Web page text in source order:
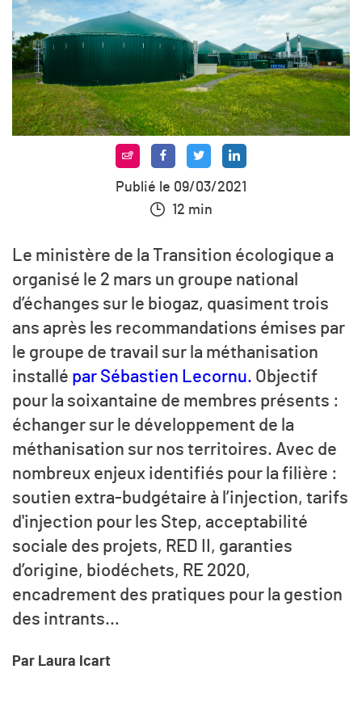
Publié le 09/03/2021
12 min
Le ministère de la Transition écologique a
organisé le 2 mars un groupe national
d’échanges sur le biogaz, quasiment trois
ans après les recommandations émises par
le groupe de travail sur la méthanisation
installé par Sébastien Lecornu. Objectif
pour la soixantaine de membres présents :
échanger sur le développement de la
méthanisation sur nos territoires. Avec de
nombreux enjeux identifiés pour la filière :
soutien extra-budgétaire à l’injection, tarifs
d'injection pour les Step, acceptabilité
sociale des projets, RED II, garanties
d’origine, biodéchets, RE 2020,
encadrement des pratiques pour la gestion
des intrants…
Par Laura Icart